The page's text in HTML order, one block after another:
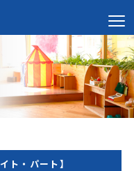
ト・パート】